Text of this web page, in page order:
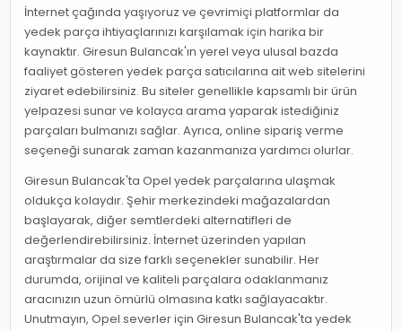
İnternet çağında yaşıyoruz ve çevrimiçi platformlar da
yedek parça ihtiyaçlarınızı karşılamak için harika bir
kaynaktır. Giresun Bulancak'ın yerel veya ulusal bazda
faaliyet gösteren yedek parça satıcılarına ait web sitelerini
ziyaret edebilirsiniz. Bu siteler genellikle kapsamlı bir ürün
yelpazesi sunar ve kolayca arama yaparak istediğiniz
parçaları bulmanızı sağlar. Ayrıca, online sipariş verme
seçeneği sunarak zaman kazanmanıza yardımcı olurlar.
Giresun Bulancak'ta Opel yedek parçalarına ulaşmak
oldukça kolaydır. Şehir merkezindeki mağazalardan
başlayarak, diğer semtlerdeki alternatifleri de
değerlendirebilirsiniz. İnternet üzerinden yapılan
araştırmalar da size farklı seçenekler sunabilir. Her
durumda, orijinal ve kaliteli parçalara odaklanmanız
aracınızın uzun ömürlü olmasına katkı sağlayacaktır.
Unutmayın, Opel severler için Giresun Bulancak'ta yedek